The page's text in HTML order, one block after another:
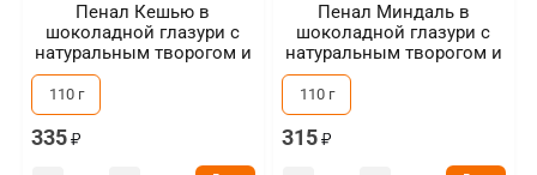
Пенал Кешью в
шоколадной глазури с
натуральным творогом и
сублимированной
110 г
335
Пенал Миндаль в
шоколадной глазури с
натуральным творогом и
сублимированной
110 г
315